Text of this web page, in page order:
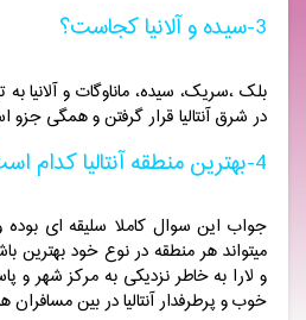
3-سیده و آلانیا کجاست؟
بلک ،سریک، سیده، ماناوگات و
در شرق آنتالیا قرار گرفتن و همگی جزو
4-بهترین منطقه آنتالیا کدام است؟
جواب این سوال کاملا سلیقه ای
میتواند هر منطقه در نوع خود بهترین
و لارا به خاطر نزدیکی به مرکز شهر و
خوب و پرطرفدار آنتالیا در بین